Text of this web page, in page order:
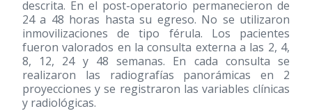
descrita. En el post-operatorio permanecieron de
24 a 48 horas hasta su egreso. No se utilizaron
inmovilizaciones de tipo férula. Los pacientes
fueron valorados en la consulta externa a las 2, 4,
8, 12, 24 y 48 semanas. En cada consulta se
realizaron las radiografías panorámicas en 2
proyecciones y se registraron las variables clínicas
y radiológicas.